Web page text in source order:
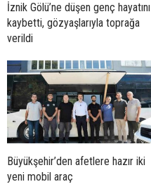
İznik Gölü’ne düşen genç hayatını
kaybetti, gözyaşlarıyla toprağa
verildi
Büyükşehir’den afetlere hazır iki
yeni mobil araç